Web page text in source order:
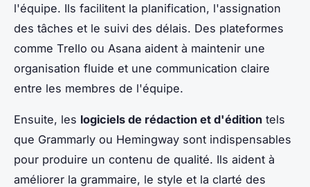
l'équipe. Ils facilitent la planification, l'assignation
des tâches et le suivi des délais. Des plateformes
comme Trello ou Asana aident à maintenir une
organisation fluide et une communication claire
entre les membres de l'équipe.
Ensuite, les logiciels de rédaction et d'édition tels
que Grammarly ou Hemingway sont indispensables
pour produire un contenu de qualité. Ils aident à
améliorer la grammaire, le style et la clarté des